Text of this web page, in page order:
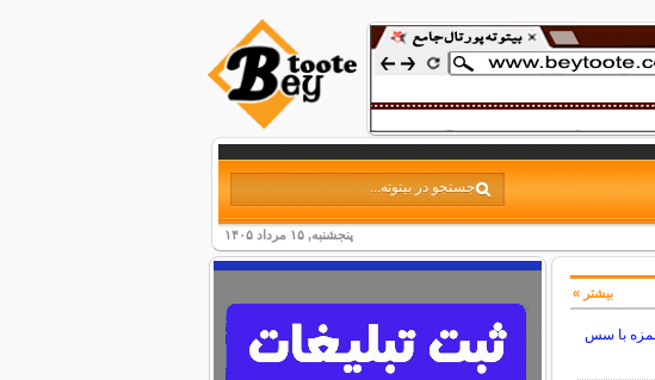
پنجشنبه, ۱۵ مرداد ۱۴۰۵
با سس
بیشتر »